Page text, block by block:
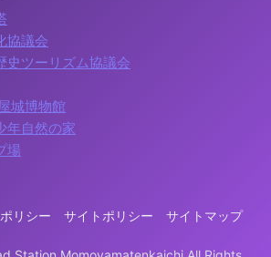
協議会
史ツーリズム協議会
城博物館
年自然の家
場
リシー サイトポリシー サイトマップ